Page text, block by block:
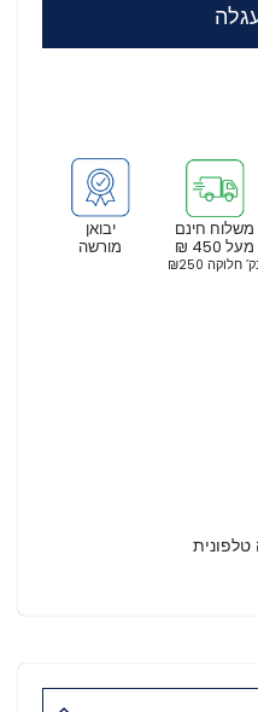
יבואן
מורשה
משלוח חינם
מעל 450 ₪
חלוקה ₪250